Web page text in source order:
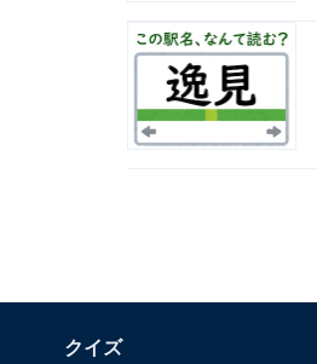
クイズ